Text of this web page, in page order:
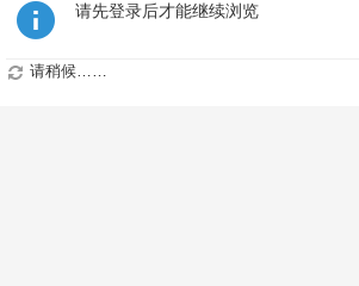
请先登录后才能继续浏览
请稍候……